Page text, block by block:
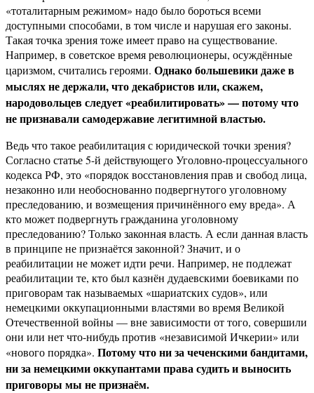
«тоталитарным режимом» надо было бороться всеми
доступными способами, в том числе и нарушая его законы.
Такая точка зрения тоже имеет право на существование.
Например, в советское время революционеры, осуждённые
царизмом, считались героями. Однако большевики даже в
мыслях не держали, что декабристов или, скажем,
народовольцев следует «реабилитировать» — потому что
не признавали самодержавие легитимной властью.
Ведь что такое реабилитация с юридической точки зрения?
Согласно статье 5-й действующего Уголовно-процессуального
кодекса РФ, это «порядок восстановления прав и свобод лица,
незаконно или необоснованно подвергнутого уголовному
преследованию, и возмещения причинённого ему вреда». А
кто может подвергнуть гражданина уголовному
преследованию? Только законная власть. А если данная власть
в принципе не признаётся законной? Значит, и о
реабилитации не может идти речи. Например, не подлежат
реабилитации те, кто был казнён дудаевскими боевиками по
приговорам так называемых «шариатских судов», или
немецкими оккупационными властями во время Великой
Отечественной войны — вне зависимости от того, совершили
они или нет что-нибудь против «независимой Ичкерии» или
«нового порядка». Потому что ни за чеченскими бандитами,
ни за немецкими оккупантами права судить и выносить
приговоры мы не признаём.